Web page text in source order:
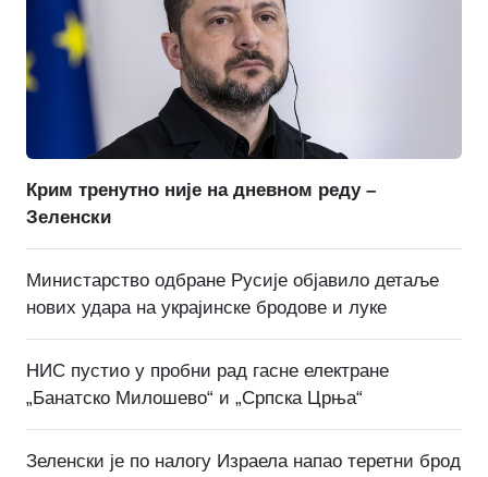
Крим тренутно није на дневном реду –
Зеленски
Министарство одбране Русије објавило детаље
нових удара на украјинске бродове и луке
НИС пустио у пробни рад гасне електране
„Банатско Милошево“ и „Српска Црња“
Зеленски је по налогу Израела напао теретни брод